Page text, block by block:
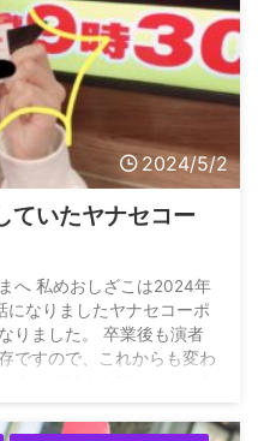
2024/5/2
ていたヤナセコー
へ 私めおしざこは2024年
なりましたヤナセコーポ
りました。 卒業後も演者
ですので、これからも変わ